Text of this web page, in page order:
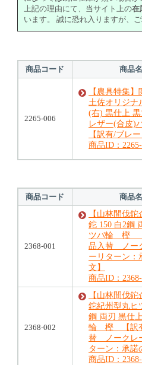
上記の理由にて、当サイト上の在
います。 誠に恐れ入りますが、
商品コード 商品名
2265-006
【農具特集】
土佐オリジナ
(右) 黒仕上
レザー(合皮)
【訳有/ブレ
商品ID：
商品コード 商品名
2368-001
【山林間伐
鉈 150 白2鋼
ツバ輪 樫
品入替 ノー
ーリターン：
文】
商品ID：
2368-002
【山林間伐
鉈紀州型丸ヒ
鋼 両刃 黒仕
輪 樫 【訳
替 ノークレ
ターン：承諾
商品ID：